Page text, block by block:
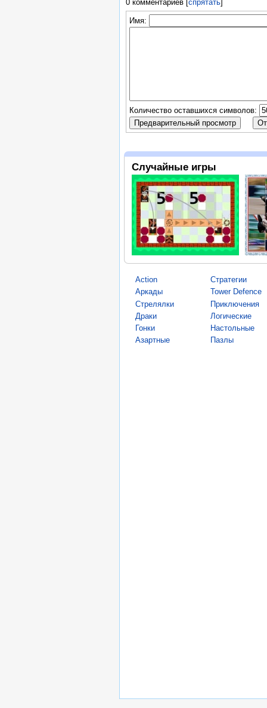
0 комментариев[спрятать]
Имя:
Количество оставшихся символов:
Случайные игры
Action
Аркады
Стрелялки
Драки
Гонки
Азартные
Стратегии
Tower Defence
Приключения
Логические
Настольные
Пазлы